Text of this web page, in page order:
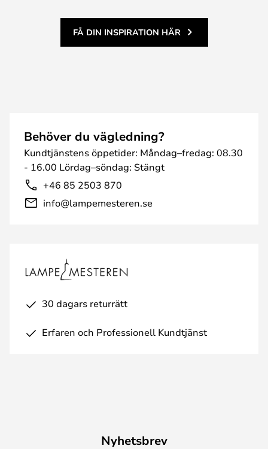
FÅ DIN INSPIRATION HÄR
Behöver du vägledning?
Kundtjänstens öppetider: Måndag–fredag: 08.30
- 16.00 Lördag–söndag: Stängt
+46 85 2503 870
info@lampemesteren.se
30 dagars returrätt
Erfaren och Professionell Kundtjänst
Nyhetsbrev